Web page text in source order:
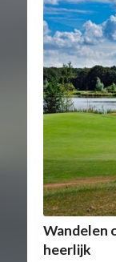
Wandelen
heerlijk